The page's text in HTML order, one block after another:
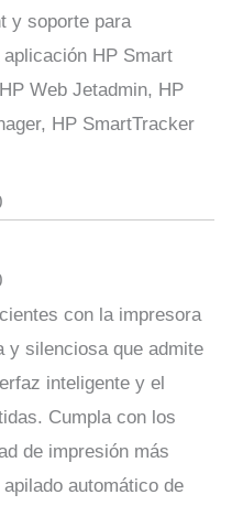
y soporte para
HP Smart
Web Jetadmin, HP
HP SmartTracker
con la impresora
y silenciosa que admite
inteligente y el
Cumpla con los
de impresión más
automático de